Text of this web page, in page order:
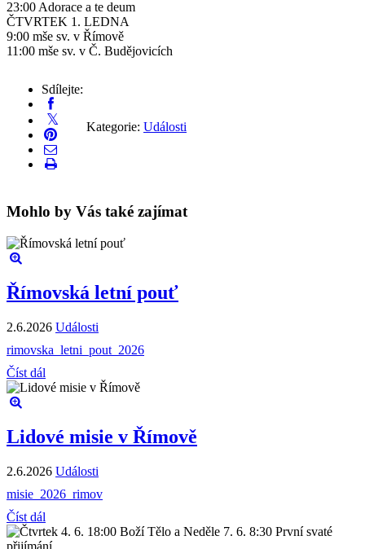
23:00 Adorace a te deum
ČTVRTEK 1. LEDNA
9:00 mše sv. v Římově
11:00 mše sv. v Č. Budějovicích
Sdílejte:
Kategorie: Události
Mohlo by Vás také zajímat
Římovská letní pouť
2.6.2026 Události
rimovska_letni_pout_2026
Číst dál
Lidové misie v Římově
2.6.2026 Události
misie_2026_rimov
Číst dál